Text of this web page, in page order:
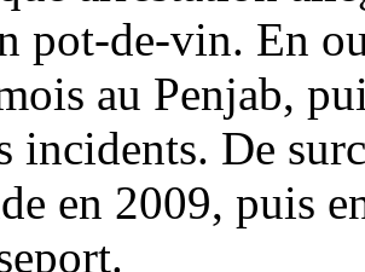
pot-de-vin. En
au Penjab,
incidents. De
en 2009, puis